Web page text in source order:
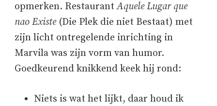
opmerken. RestaurantAquele Lugar que
nao Existe(Die Plek die niet Bestaat) met
zijn licht ontregelende inrichting in
Marvila was zijn vorm van humor.
Goedkeurend knikkend keek hij rond:
Niets is wat het lijkt, daar houd ik